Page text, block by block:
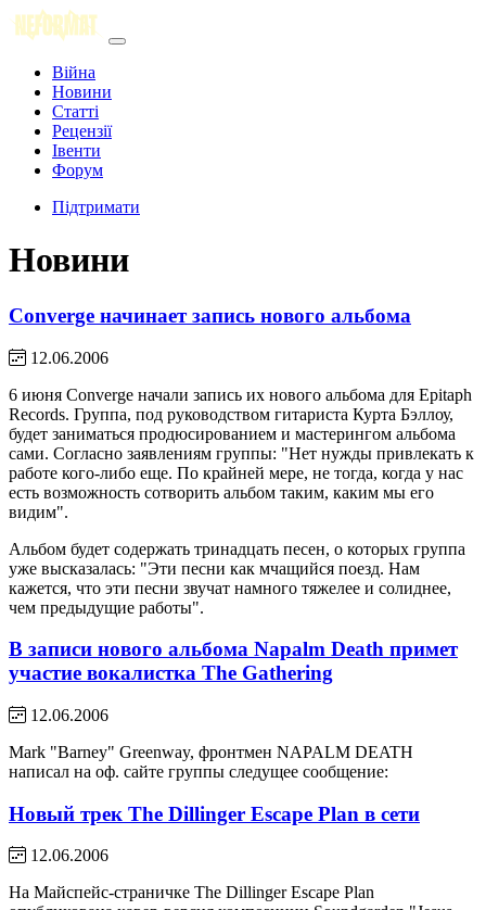
Війна
Новини
Статті
Рецензії
Івенти
Форум
Підтримати
Новини
Converge начинает запись нового альбома
12.06.2006
6 июня Converge начали запись их нового альбома для Epitaph
Records. Группа, под руководством гитариста Курта Бэллоу,
будет заниматься продюсированием и мастерингом альбома
сами. Согласно заявлениям группы: "Нет нужды привлекать к
работе кого-либо еще. По крайней мере, не тогда, когда у нас
есть возможность сотворить альбом таким, каким мы его
видим".
Альбом будет содержать тринадцать песен, о которых группа
уже высказалась: "Эти песни как мчащийся поезд. Нам
кажется, что эти песни звучат намного тяжелее и солиднее,
чем предыдущие работы".
В записи нового альбома Napalm Death примет
участие вокалистка The Gathering
12.06.2006
Mark "Barney" Greenway, фронтмен NAPALM DEATH
написал на оф. сайте группы следущее сообщение:
Новый трек The Dillinger Escape Plan в сети
12.06.2006
На Майспейс-страничке The Dillinger Escape Plan